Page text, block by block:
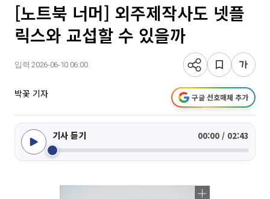
[노트북 너머] 외주제작사도 넷플
릭스와 교섭할 수 있을까
입력 2026-06-10 06:00
박꽃 기자 구글 선호매체 추가
기사 듣기 00:00 / 02:43